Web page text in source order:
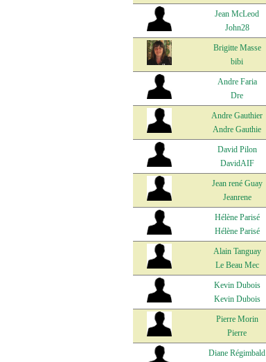
Jean McLeod
John28
Brigitte Masse
bibi
Andre Faria
Dre
Andre Gauthier
Andre Gauthie
David Pilon
DavidAIF
Jean rené Guay
Jeanrene
Hélène Parisé
Hélène Parisé
Alain Tanguay
Le Beau Mec
Kevin Dubois
Kevin Dubois
Pierre Morin
Pierre
Diane Régimbald